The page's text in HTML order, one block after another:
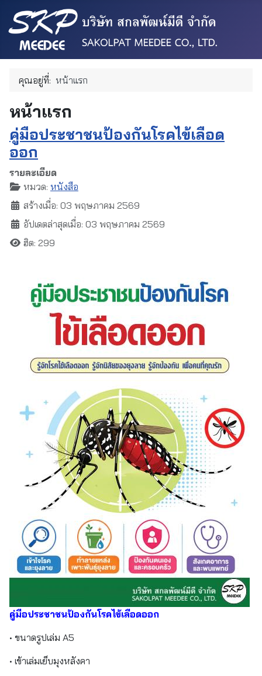
คุณอยู่ที่: หน้าแรก
หน้าแรก
คู่มือประชาชนป้องกันโรคไข้เลือด
ออก
รายละเอียด
หมวด: หนังสือ
สร้างเมื่อ: 03 พฤษภาคม 2569
อัปเดตล่าสุดเมื่อ: 03 พฤษภาคม 2569
ฮิต: 299
คู่มือประชาชนป้องกันโรคไข้เลือดออก
• ขนาดรูปเล่ม A5
• เข้าเล่มเย็บมุงหลังคา